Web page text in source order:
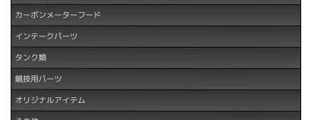
カーボンメーターフード
インテークパーツ
タンク類
競技用パーツ
オリジナルアイテム